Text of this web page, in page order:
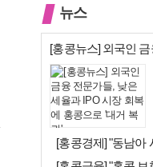
뉴스